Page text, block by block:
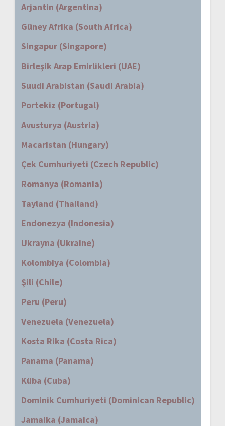
Arjantin (Argentina)
Güney Afrika (South Africa)
Singapur (Singapore)
Birleşik Arap Emirlikleri (UAE)
Suudi Arabistan (Saudi Arabia)
Portekiz (Portugal)
Avusturya (Austria)
Macaristan (Hungary)
Çek Cumhuriyeti (Czech Republic)
Romanya (Romania)
Tayland (Thailand)
Endonezya (Indonesia)
Ukrayna (Ukraine)
Kolombiya (Colombia)
Şili (Chile)
Peru (Peru)
Venezuela (Venezuela)
Kosta Rika (Costa Rica)
Panama (Panama)
Küba (Cuba)
Dominik Cumhuriyeti (Dominican Republic)
Jamaika (Jamaica)